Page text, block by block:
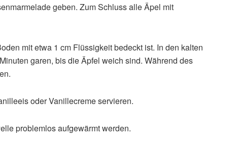
geben. Zum Schluss alle Äpel mit
mit etwa 1 cm Flüssigkeit bedeckt ist. In den kalten
garen, bis die Äpfel weich sind. Während des
oder Vanillecreme servieren.
problemlos aufgewärmt werden.